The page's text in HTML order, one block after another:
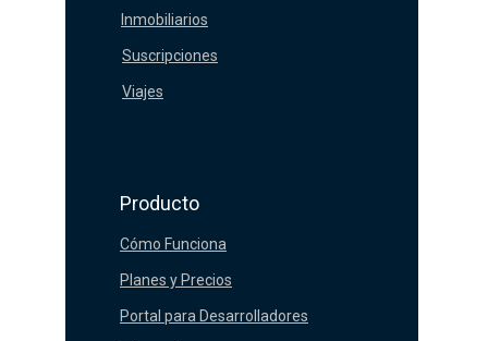
Inmobiliarios
Viajes
Suscripciones
Cómo Funciona
Portal para Desarrolladores
Planes y Precios
Producto